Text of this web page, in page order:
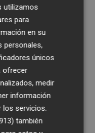
activa el Plan
de
correo
utilizamos
para
en su
personales,
únicos
ofrecer
medir
información
los servicios.
también